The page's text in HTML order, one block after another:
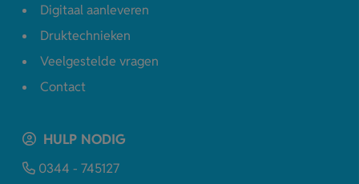
Digitaal aanleveren
Druktechnieken
Veelgestelde vragen
Contact
HULP NODIG
0344 - 745127